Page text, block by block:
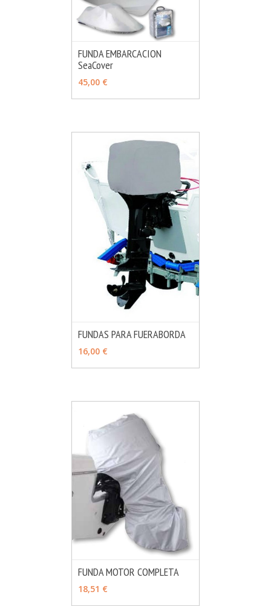
VER OPCIONES
FUNDA EMBARCACION
SeaCover
45,00 €
FUNDAS PARA FUERABORDA
16,00 €
FUNDA MOTOR COMPLETA
18,51 €